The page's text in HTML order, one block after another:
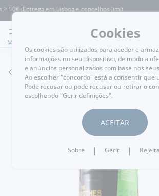
(Entrega em Lisboa e concelhos limítrofes) ⚠️
MENU
VOLTAR
Cookies
Os cookies são utilizados para aceder e
informações no seu dispositivo, de modo a
e anúncios personalizados com base nos
Ao escolher "concordo" está a consentir que
Pode recusar ou pode recusar ou retirar o
escolhendo "Gerir definições".
ACEITAR
Sobre | Gerir |